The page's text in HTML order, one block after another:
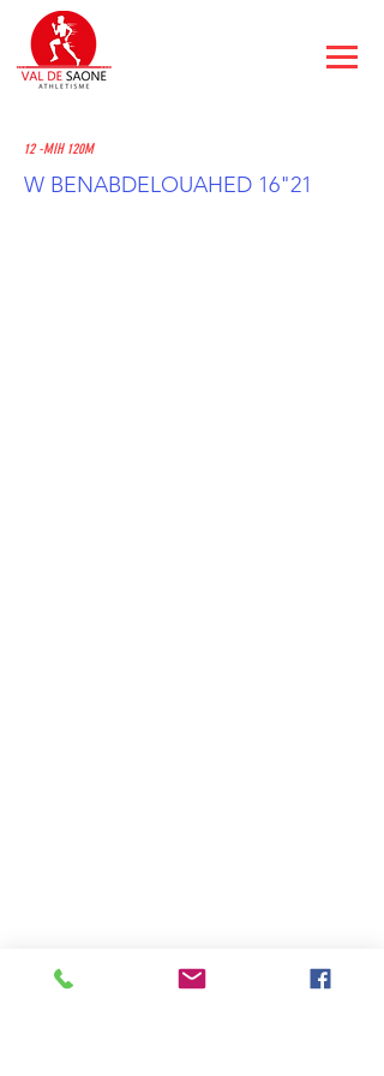
12 -MIH 120M
W BENABDELOUAHED 16"21